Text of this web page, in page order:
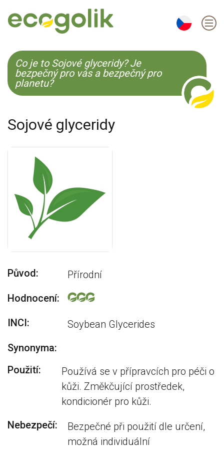
EN ES KO
Co je to Sojové glyceridy? Je
bezpečný pro vás a bezpečný pro
planetu?
Sojové glyceridy
Původ:
Přírodní
Hodnocení:
INCI:
Soybean Glycerides
Synonyma:
Použití:
Používá se v přípravcích pro péči o
kůži. Změkčující prostředek,
kondicionér pro kůži.
Nebezpečí:
Bezpečné při použití dle určení,
možná individuální